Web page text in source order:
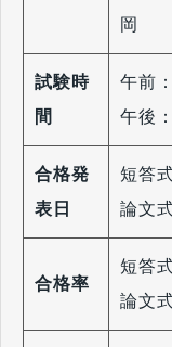
岡
試験時
間
午前
午後
合格発
表日
短答
論文
合格率
短答
論文